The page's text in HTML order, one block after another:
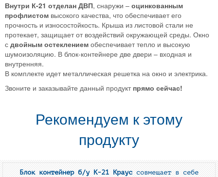
Внутри К-21 отделан ДВП, снаружи – оцинкованным
профлистом высокого качества, что обеспечивает его
прочность и износостойкость. Крыша из листовой стали не
протекает, защищает от воздействий окружающей среды. Окно
с двойным остеклением обеспечивает тепло и высокую
шумоизоляцию. В блок-контейнере две двери – входная и
внутренняя.
В комплекте идет металлическая решетка на окно и электрика.
Звоните и заказывайте данный продукт прямо сейчас!
Рекомендуем к этому
продукту
Блок контейнер б/у К-21 Крауссовмещает в себе